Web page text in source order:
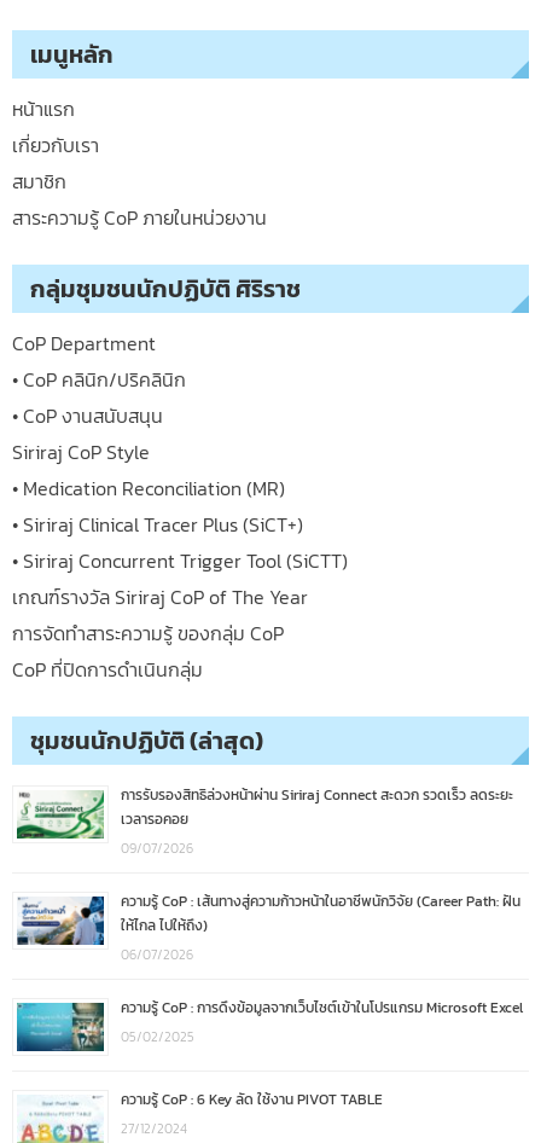
เมนูหลัก
หน้าแรก
เกี่ยวกับเรา
สมาชิก
สาระความรู้ CoP ภายในหน่วยงาน
กลุ่มชุมชนนักปฏิบัติ ศิริราช
CoP Department
• CoP คลินิก/ปริคลินิก
• CoP งานสนับสนุน
Siriraj CoP Style
• Medication Reconciliation (MR)
• Siriraj Clinical Tracer Plus (SiCT+)
• Siriraj Concurrent Trigger Tool (SiCTT)
เกณฑ์รางวัล Siriraj CoP of The Year
การจัดทำสาระความรู้ ของกลุ่ม CoP
CoP ที่ปิดการดำเนินกลุ่ม
ชุมชนนักปฏิบัติ (ล่าสุด)
การรับรองสิทธิล่วงหน้าผ่าน Siriraj Connect สะดวก รวดเร็ว ลดระยะ
เวลารอคอย
09/07/2026
ความรู้ CoP : เส้นทางสู่ความก้าวหน้าในอาชีพนักวิจัย (Career Path: ฝัน
ให้ไกล ไปให้ถึง)
06/07/2026
ความรู้ CoP : การดึงข้อมูลจากเว็บไซต์เข้าในโปรแกรม Microsoft Excel
05/02/2025
ความรู้ CoP : 6 Key ลัด ใช้งาน PIVOT TABLE
27/12/2024